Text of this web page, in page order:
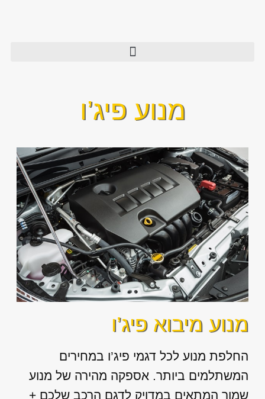
מנוע פיג’ו
מנוע מיבוא פיג’ו
החלפת מנוע לכל דגמי פיג’ו במחירים
המשתלמים ביותר. אספקה מהירה של מנוע
שמור המתאים במדויק לדגם הרכב שלכם +